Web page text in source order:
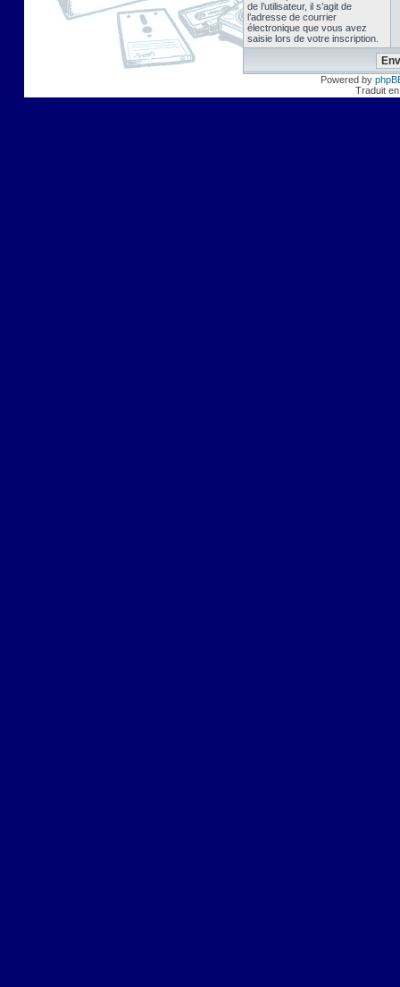
de l’utilisateur, il s’agit de
l’adresse de courrier
électronique que vous avez
saisie lors de votre inscription.
Powered by
Traduit